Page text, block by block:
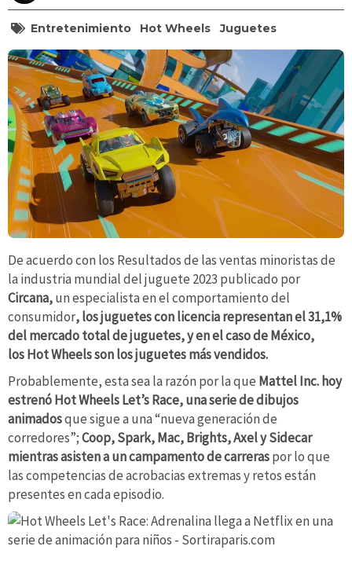
Entretenimiento Hot Wheels Juguetes
De acuerdo con los Resultados de las ventas minoristas de
la industria mundial del juguete 2023 publicado por
Circana,un especialista en el comportamiento del
consumidor, los juguetes con licencia representan el 31,1%
del mercado total de juguetes, y en el caso de México,
los Hot Wheels son los juguetes más vendidos.
Probablemente, esta sea la razón por la que Mattel Inc. hoy
estrenó Hot Wheels Let’s Race, una serie de dibujos
animadosque sigue a una “nueva generación de
corredores”;Coop, Spark, Mac, Brights, Axel y Sidecar
mientras asisten a un campamento de carreraspor lo que
las competencias de acrobacias extremas y retos están
presentes en cada episodio.